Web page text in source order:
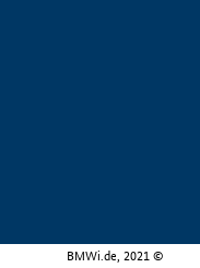
BMWi.de, 2021 ©